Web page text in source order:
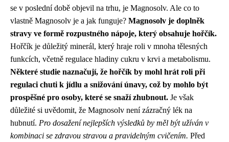
se v poslední době objevil na trhu, je Magnosolv. Ale co to
vlastně Magnosolv je a jak funguje? Magnosolv je doplněk
stravy ve formě rozpustného nápoje, který obsahuje hořčík.
Hořčík je důležitý minerál, který hraje roli v mnoha tělesných
funkcích, včetně regulace hladiny cukru v krvi a metabolismu.
Některé studie naznačují, že hořčík by mohl hrát roli při
regulaci chuti k jídlu a snižování únavy, což by mohlo být
prospěšné pro osoby, které se snaží zhubnout. Je však
důležité si uvědomit, že Magnosolv není zázračný lék na
hubnutí. Pro dosažení nejlepších výsledků by měl být užíván v
kombinaci se zdravou stravou a pravidelným cvičením. Před